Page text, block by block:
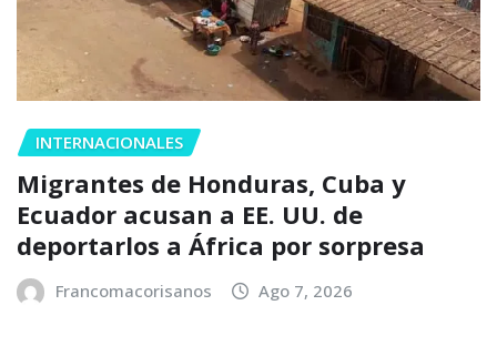
INTERNACIONALES
Migrantes de Honduras, Cuba y
Ecuador acusan a EE. UU. de
deportarlos a África por sorpresa
Francomacorisanos Ago 7, 2026